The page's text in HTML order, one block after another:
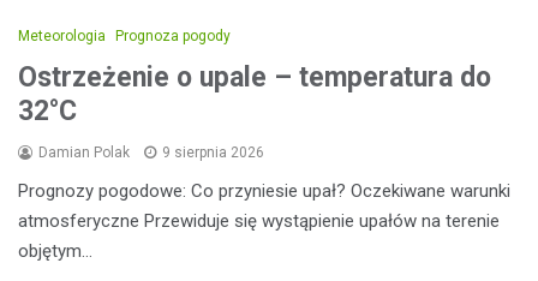
Meteorologia Prognoza pogody
Ostrzeżenie o upale – temperatura do
32°C
Damian Polak 9 sierpnia 2026
Prognozy pogodowe: Co przyniesie upał? Oczekiwane warunki
atmosferyczne Przewiduje się wystąpienie upałów na terenie
objętym…